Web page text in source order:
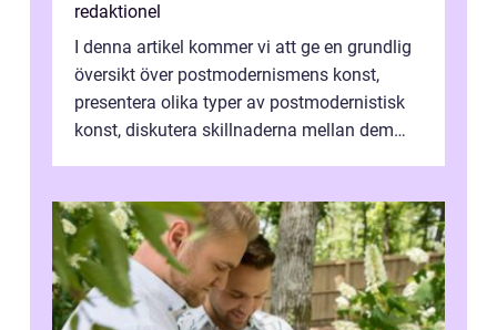
redaktionel
I denna artikel kommer vi att ge en grundlig
översikt över postmodernismens konst,
presentera olika typer av postmodernistisk
konst, diskutera skillnaderna mellan dem